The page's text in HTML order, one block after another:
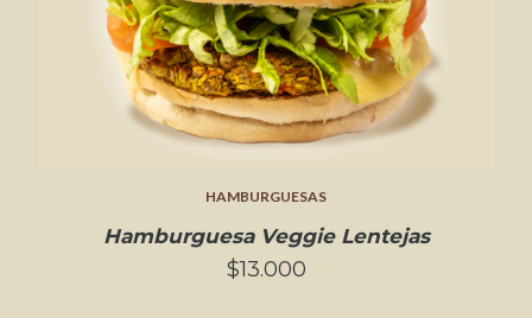
HAMBURGUESAS
Hamburguesa Veggie Lentejas
$13.000